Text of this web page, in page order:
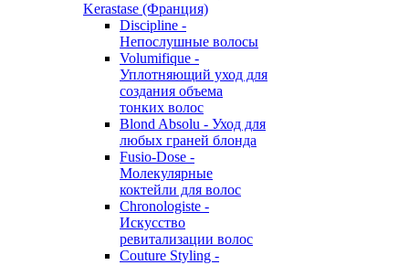
Kerastase (Франция)
Discipline -
Непослушные волосы
Volumifique -
Уплотняющий уход для
создания объема
тонких волос
Blond Absolu - Уход для
любых граней блонда
Fusio-Dose -
Молекулярные
коктейли для волос
Chronologiste -
Искусство
ревитализации волос
Couture Styling -